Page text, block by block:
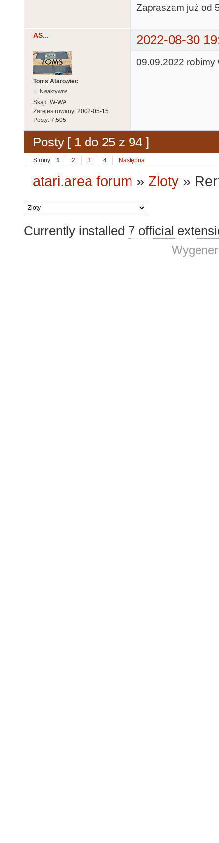
Zapraszam już od
AS... 2022-08-30
Toms Atarowiec
Nieaktywny
Skąd: W-WA
Zarejestrowany: 2002-05-15
Posty: 7,505
09.09.2022 robimy
Posty [ 1 do 25 z 94 ]
Strony 1 2 3 4 Następna
atari.area forum » Zloty »
Currently installed 7 official